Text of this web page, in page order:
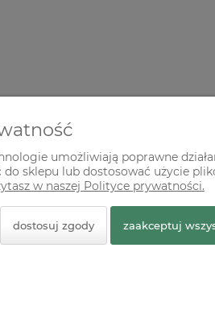
prawa zastrzeżone.
umożliwiają poprawne
sklepu lub dostosować użycie
w naszej Polityce prywatności.
dostosuj zgody zaakceptuj